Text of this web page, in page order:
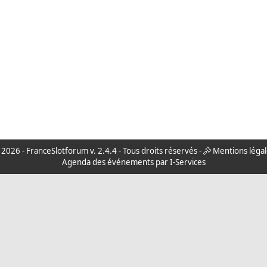
- FranceSlotforumv. 2.4.4 - Tous droits réservés -
Mentions
Agenda des événements par I-Services